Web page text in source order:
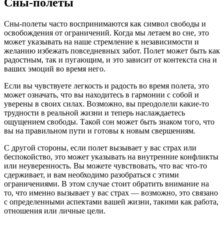
Сны-полеты часто воспринимаются как символ свободы и
освобождения от ограничений. Когда мы летаем во сне, это
может указывать на наше стремление к независимости и
желанию избежать повседневных забот. Полет может быть как
радостным, так и пугающим, и это зависит от контекста сна и
ваших эмоций во время него.
Если вы чувствуете легкость и радость во время полета, это
может означать, что вы находитесь в гармонии с собой и
уверены в своих силах. Возможно, вы преодолели какие-то
трудности в реальной жизни и теперь наслаждаетесь
ощущением свободы. Такой сон может быть знаком того, что
вы на правильном пути и готовы к новым свершениям.
С другой стороны, если полет вызывает у вас страх или
беспокойство, это может указывать на внутренние конфликты
или неуверенность. Вы можете чувствовать, что вас что-то
сдерживает, и вам необходимо разобраться с этими
ограничениями. В этом случае стоит обратить внимание на
то, что именно вызывает у вас страх — возможно, это связано
с определенными аспектами вашей жизни, такими как работа,
отношения или личные цели.